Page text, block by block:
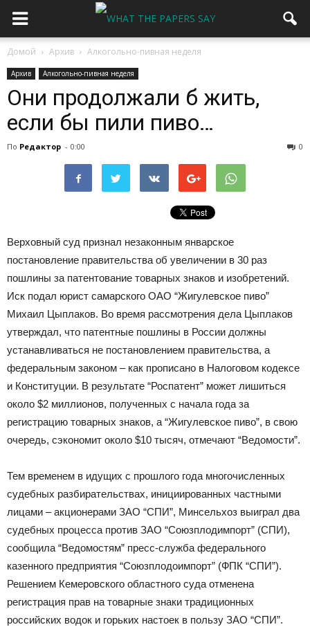
Домой Архив Алкогольно-пивная неделя
Архив Алкогольно-пивная неделя
Они продолжали б жить,
если бы пили пиво…
По Редактор - 0:00 0
Верховный суд признал незаконным январское
постановление правительства об увеличении в 30 раз
пошлины за патентование товарных знаков и изобретений.
Иск подал юрист самарского ОАО “Жигулевское пиво”
Михаил Цыплаков. Во время рассмотрения дела Цыплаков
утверждал, что патентные пошлины в России должны
устанавливаться не постановлением правительства, а
федеральным законом – как прописано в Налоговом кодексе
и Конституции. В результате “Роспатент” может лишиться
около $2 миллионов, полученных с начала года за
регистрацию товарных знаков, а “Жигулевское пиво”, в свою
очередь, сэкономит около $10 тысяч, отмечают “Ведомости”.
Тем временем в идущих с прошлого года многочисленных
судебных разбирательствах, инициированных частными
лицами – акционерами ЗАО “СПИ”, Минсельхоз выиграл два
судебных процесса против ЗАО “Союзплодимпорт” (СПИ),
сообщила “Ведомостям” пресс-служба федерального
казенного предприятия “Союзплодоимпорт” (ФПК “СПИ”).
Решением Кемеровского областного суда отменена
регистрация прав на товарные знаки традиционных
российских водок и горьких настоек в пользу ЗАО “СПИ”.